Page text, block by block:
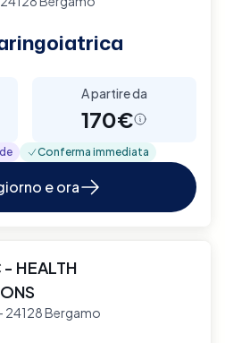
A partire da
170€
Conferma immediata
e ora
- HEALTH
24128 Bergamo